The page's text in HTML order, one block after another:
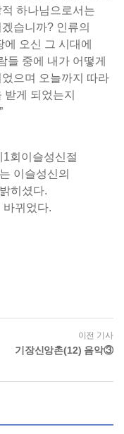
하나님으로서는
습니까? 인류의
오신 그 시대에
들 중에 내가 어떻게
으며 오늘까지 따라
게 되었는지
회이슬성신절
이슬성신의
히셨다.
바뀌었다.
이전 기사
기장신앙촌(12) 음악③